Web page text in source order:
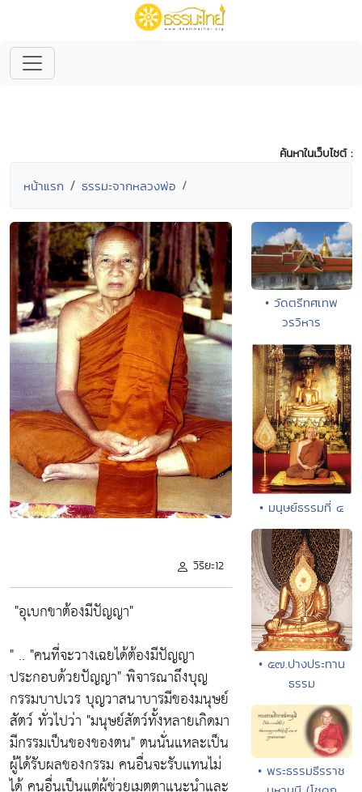
ค้นหาในเว็บไซต์ :
หน้าแรก ธรรมะจากหลวงพ่อ
วิริยะ12
"อุเบกขาต้องมีปัญญา"
" .. "คนที่จะวางเฉยได้ต้องมีปัญญา
ประกอบด้วยปัญญา"พิจารณาถึงบุญ
กรรมบาปเวร บุญวาสนาบารมีของมนุษย์
สัตว์ ทั่วไปว่า "มนุษย์สัตว์ทั้งหลายเกิดมา
มีกรรมเป็นของของตน"ตนนั่นแหละเป็น
ผู้ได้รับผลของกรรม คนอื่นจะรับแทนไม่
• วัดตรีทศเทพ
วรวิหาร
• มนุษย์ธรรมที่ ๔
• ๕๗.ปางประทาน
ธรรม
• พระธรรมธีรราช